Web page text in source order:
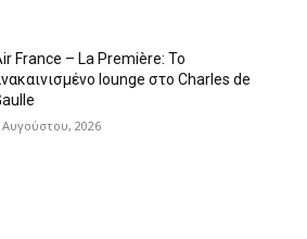
France – La Première: Το
lounge στο Charles de
Αυγούστου, 2026